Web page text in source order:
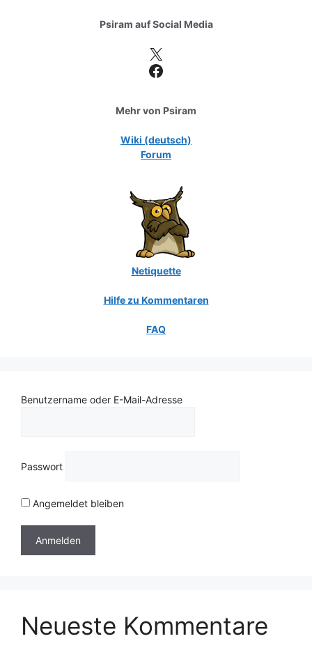
Psiram aufSocial Media
X
Facebook
Mehr von Psiram
Wiki (deutsch)
Forum
Netiquette
Hilfe zu Kommentaren
FAQ
Benutzername oder E-Mail-Adresse
Passwort
Angemeldet bleiben
Neueste Kommentare